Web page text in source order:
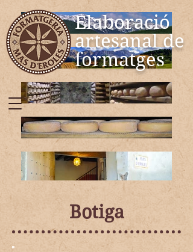
Elaboració
artesanal de
formatges
Botiga